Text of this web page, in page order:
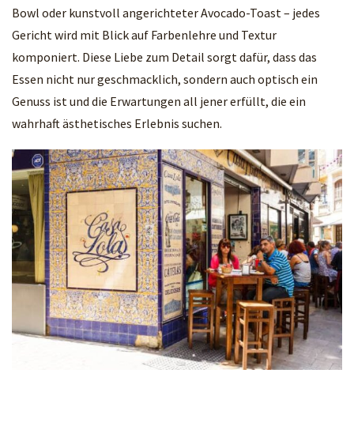
Bowl oder kunstvoll angerichteter Avocado-Toast – jedes
Gericht wird mit Blick auf Farbenlehre und Textur
komponiert. Diese Liebe zum Detail sorgt dafür, dass das
Essen nicht nur geschmacklich, sondern auch optisch ein
Genuss ist und die Erwartungen all jener erfüllt, die ein
wahrhaft ästhetisches Erlebnis suchen.